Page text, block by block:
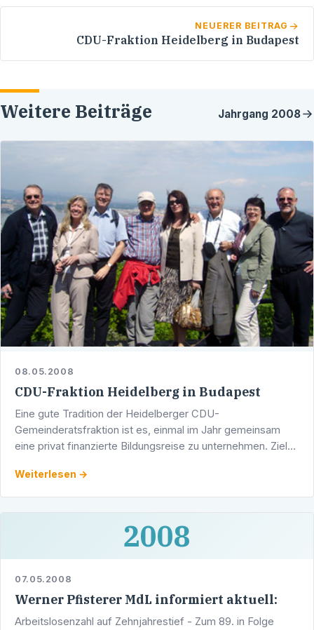
NEUERER BEITRAG
CDU-Fraktion Heidelberg in Budapest
Weitere Beiträge Jahrgang 2008
08.05.2008
CDU-Fraktion Heidelberg in Budapest
Eine gute Tradition der Heidelberger CDU-
Gemeinderatsfraktion ist es, einmal im Jahr gemeinsam
eine privat finanzierte Bildungsreise zu unternehmen. Ziel
Republik …
Weiterlesen →
2008
07.05.2008
Werner Pfisterer MdL informiert aktuell:
Arbeitslosenzahl auf Zehnjahrestief - Zum 89. in Folge